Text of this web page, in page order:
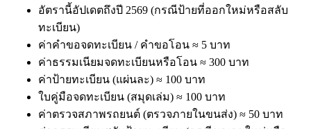
อัตรานี้อัปเดตถึงปี 2569 (กรณีป้ายที่ออกใหม่หรือสลับ
ทะเบียน)
ค่าคำขอจดทะเบียน / คำขอโอน ≈ 5 บาท
ค่าธรรมเนียมจดทะเบียนหรือโอน ≈ 300 บาท
ค่าป้ายทะเบียน (แผ่นละ) ≈ 100 บาท
ใบคู่มือจดทะเบียน (สมุดเล่ม) ≈ 100 บาท
ค่าตรวจสภาพรถยนต์ (ตรวจภายในขนส่ง) ≈ 50 บาท